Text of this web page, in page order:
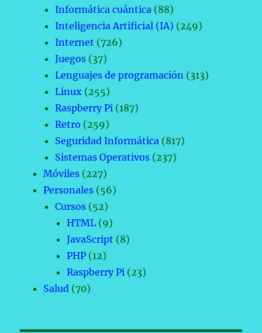
Informática cuántica (88)
Inteligencia Artificial (IA) (249)
Internet (726)
Juegos (37)
Lenguajes de programación (313)
Linux (255)
Raspberry Pi (187)
Retro (259)
Seguridad Informática (817)
Sistemas Operativos (237)
Móviles (227)
Personales (56)
Cursos (52)
HTML (9)
JavaScript (8)
PHP (12)
Raspberry Pi (23)
Salud (70)